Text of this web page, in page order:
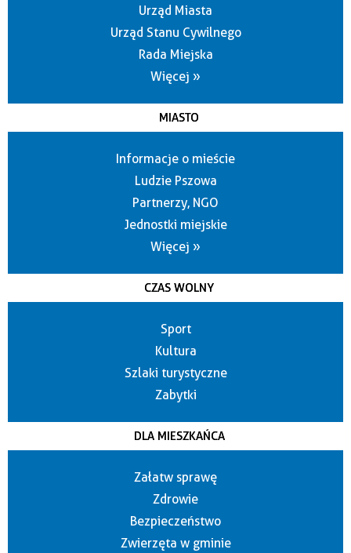
Urząd Miasta
Urząd Stanu Cywilnego
Rada Miejska
Więcej »
MIASTO
Informacje o mieście
Ludzie Pszowa
Partnerzy, NGO
Jednostki miejskie
Więcej »
CZAS WOLNY
Sport
Kultura
Szlaki turystyczne
Zabytki
DLA MIESZKAŃCA
Załatw sprawę
Zdrowie
Bezpieczeństwo
Zwierzęta w gminie